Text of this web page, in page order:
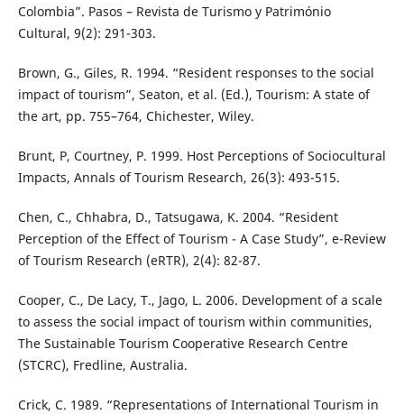
Colombia”. Pasos – Revista de Turismo y Património
Cultural, 9(2): 291-303.
Brown, G., Giles, R. 1994. “Resident responses to the social
impact of tourism”, Seaton, et al. (Ed.), Tourism: A state of
the art, pp. 755–764, Chichester, Wiley.
Brunt, P, Courtney, P. 1999. Host Perceptions of Sociocultural
Impacts, Annals of Tourism Research, 26(3): 493-515.
Chen, C., Chhabra, D., Tatsugawa, K. 2004. “Resident
Perception of the Effect of Tourism - A Case Study”, e-Review
of Tourism Research (eRTR), 2(4): 82-87.
Cooper, C., De Lacy, T., Jago, L. 2006. Development of a scale
to assess the social impact of tourism within communities,
The Sustainable Tourism Cooperative Research Centre
(STCRC), Fredline, Australia.
Crick, C. 1989. “Representations of International Tourism in